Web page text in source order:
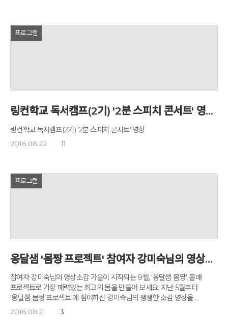
숍을 구경하며 땀을 식히는 아침편지가족들입니다. "샤갈과 달리, 그리고
뷔페! 이번 전시회에서는 전혀 다른 이미지와 테크닉을 가진 걸출한 세
벨라의 허락없이는 그림을 완성하지 않았던 샤갈, 매니저이자 여신이었던
달리의 아내 갈라, 뷔페에게 삶의 동반자이자 예술적 동지였던 애나벨...
예술가의 삶과 더불어 그들과 함께 작품을 완성했던 뮤즈들과의 스토리까지
엿볼 수 있는 전시이기도 합니다. 1887년 러시아 변방의 가난한 유대인
마을 비테프스크에서 태어난 마르크 샤갈은 1차 세계대전, 러시아 혁명, 2차
세계대전 등 어지러운 시대의 소용돌이 속에서 러시아, 프랑스, 독일, 미국
빛났습니다. 샤갈은 수난의 연속이었던 삶과 이방인으로서의 고독을
아름다운 시의 언어로 승화 시키는 시인이기도 했습니다. 그의 작품에서
유대인이었던 샤갈의 예술관에 큰 영향을 미쳤으며 종교적 주제는 샤갈의
작품세계에 중요한 요소가 되었습니다. 샤갈의 스테인드글라스 작업에도
유대정서와 전통, 환상적 이미지가 드러납니다. 저 창은 신비로운 성서의
세계로 들어가는 푸른 입구 같습니다. 살바도르 달리의 방입니다. 천사는
달리의 종교적 관점의 상징입니다. 이들은 지상의 중력을 초월하는 가벼운
존재로서 달리의 꿈과 환상의 세계를 서정적으로 표현합니다. 천부적인
프로그램
링컨학교 독서캠프(2기) '2분 스피치 콘서트' 영상보기
링컨학교 독서캠프(2기) '2분 스피치 콘서트' 영상
2016.08.22 11
프로그램
옹달샘 '몸짱 프로젝트' 참여자 강미숙님의 영상소감
참여자 강미숙님의 영상소감 가을이 시작되는 9월, '옹달샘 몸짱', 볼매
프로젝트로 가장 매력있는 최고의 몸을 만들어 보세요. 지난 5월부터
'옹달샘 몸짱 프로젝트'에 참여하신 강미숙님의 생생한 소감 영상을
아침편지 가족 여러분께 소개해 드립니다. 보시고 강미숙님의 새로운
2016.08.21 3